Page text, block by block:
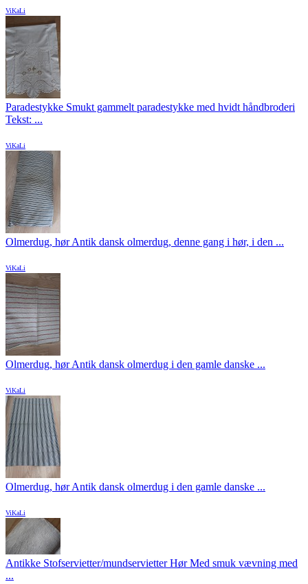
ViKaLi
Paradestykke Smukt gammelt paradestykke med hvidt håndbroderi
Tekst: ...
ViKaLi
Olmerdug, hør Antik dansk olmerdug, denne gang i hør, i den ...
ViKaLi
Olmerdug, hør Antik dansk olmerdug i den gamle danske ...
ViKaLi
Olmerdug, hør Antik dansk olmerdug i den gamle danske ...
ViKaLi
Antikke Stofservietter/mundservietter Hør Med smuk vævning med
...